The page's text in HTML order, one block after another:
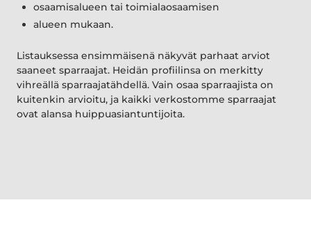
osaamisalueen tai toimialaosaamisen
alueen mukaan.
Listauksessa ensimmäisenä näkyvät parhaat arviot
saaneet sparraajat. Heidän profiilinsa on merkitty
vihreällä sparraajatähdellä. Vain osaa sparraajista on
kuitenkin arvioitu, ja kaikki verkostomme sparraajat
ovat alansa huippuasiantuntijoita.